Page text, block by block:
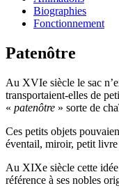
Biographies
Fonctionnement
Patenôtre
Au XVIe siècle le sac
transportaient-elles de
« patenôtre » sorte de
Ces petits objets
éventail, miroir, petit livre
Au XIXe siècle cette
référence à ses nobles